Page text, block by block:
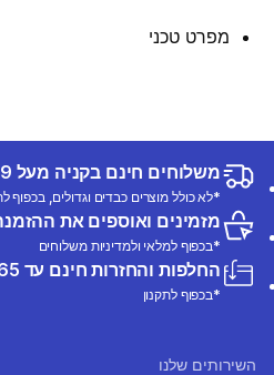
מפרט טכני
משלוחים חינם בקניה מעל 249 ש"ח
*לא כולל מוצרים כבדים וגדולים, בכפוף
מזמינים ואוספים את
*בכפוף למלאי ולמדיניות משלוחים
החלפות והחזרות חינם עד 365 ימים ממועד הרכישה
*בכפוף לתקנון
השירותים שלנו